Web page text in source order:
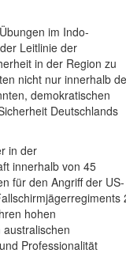
im Indo-
Leitlinie der
in der Region zu
nicht nur innerhalb
demokratischen
Deutschlands
in der
innerhalb von 45
für den Angriff der US-
hohen
Professionalität